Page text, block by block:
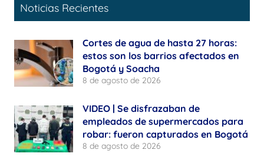
Noticias Recientes
Cortes de agua de hasta 27 horas:
estos son los barrios afectados en
Bogotá y Soacha
8 de agosto de 2026
VIDEO | Se disfrazaban de
empleados de supermercados para
robar: fueron capturados en Bogotá
8 de agosto de 2026